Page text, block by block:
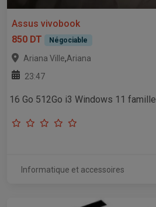
Assus vivobook
850 DT
Négociable
Ariana Ville,Ariana
23:47
16 Go 512Go i3 Windows 11 famille
Informatique et accessoires